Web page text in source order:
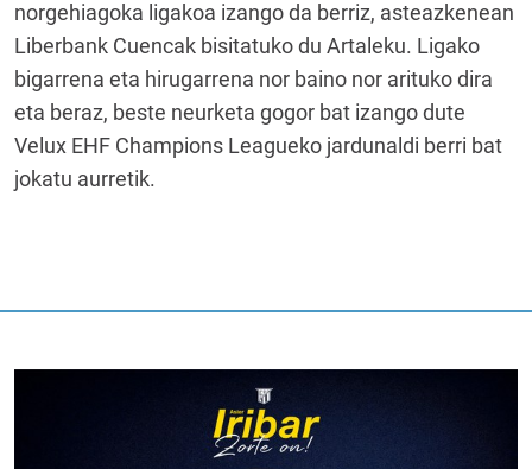
norgehiagoka ligakoa izango da berriz, asteazkenean
Liberbank Cuencak bisitatuko du Artaleku. Ligako
bigarrena eta hirugarrena nor baino nor arituko dira
eta beraz, beste neurketa gogor bat izango dute
Velux EHF Champions Leagueko jardunaldi berri bat
jokatu aurretik.